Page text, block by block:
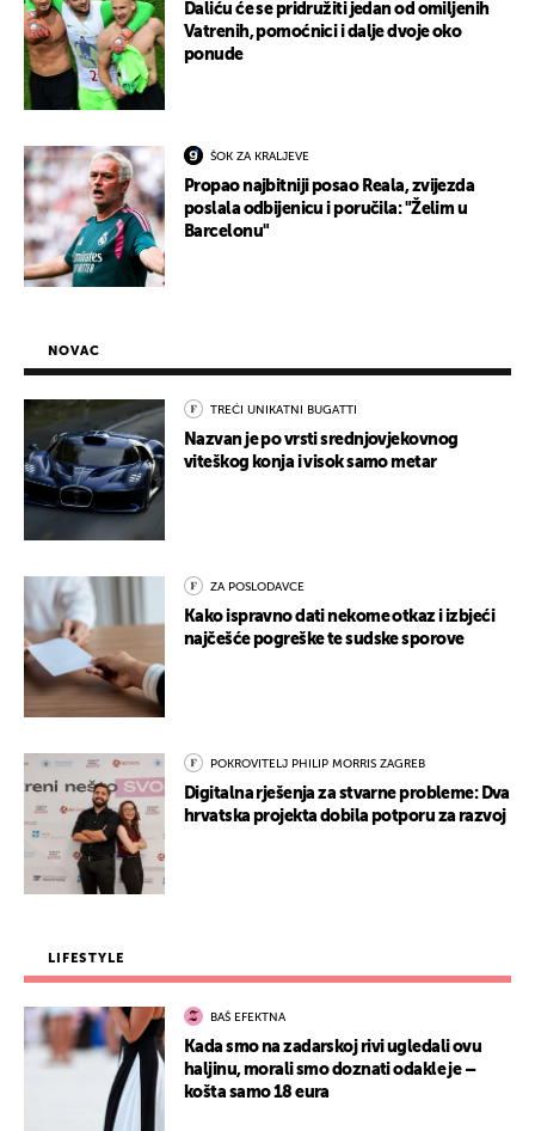
Daliću će se pridružiti jedan od omiljenih
Vatrenih, pomoćnici i dalje dvoje oko
ponude
ŠOK ZA KRALJEVE
Propao najbitniji posao Reala, zvijezda
poslala odbijenicu i poručila: "Želim u
Barcelonu"
NOVAC
TREĆI UNIKATNI BUGATTI
Nazvan je po vrsti srednjovjekovnog
viteškog konja i visok samo metar
ZA POSLODAVCE
Kako ispravno dati nekome otkaz i izbjeći
najčešće pogreške te sudske sporove
POKROVITELJ PHILIP MORRIS ZAGREB
Digitalna rješenja za stvarne probleme: Dva
hrvatska projekta dobila potporu za razvoj
LIFESTYLE
BAŠ EFEKTNA
Kada smo na zadarskoj rivi ugledali ovu
haljinu, morali smo doznati odakle je –
košta samo 18 eura